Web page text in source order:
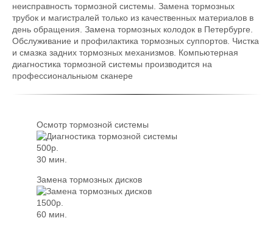
неисправность тормозной системы. Замена тормозных
трубок и магистралей только из качественных материалов в
день обращения. Замена тормозных колодок в Петербурге.
Обслуживание и профилактика тормозных суппортов. Чистка
и смазка задних тормозных механизмов. Компьютерная
диагностика тормозной системы производится на
профессиональныом сканере
Осмотр тормозной системы
500р.
30 мин.
Замена тормозных дисков
1500р.
60 мин.